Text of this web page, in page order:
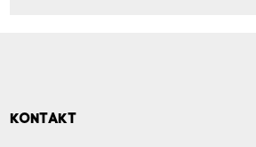
KONTAKT